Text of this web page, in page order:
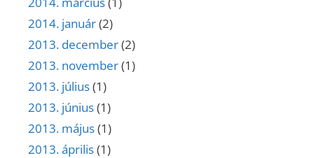
2014. január(2)
2013. december(2)
2013. november(1)
2013. július(1)
2013. június(1)
2013. május(1)
2013. április(1)